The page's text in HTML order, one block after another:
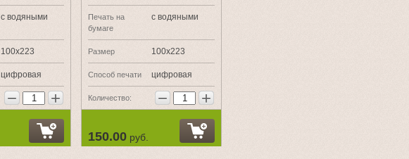
с водяными
100х223
цифровая
− +
Печать на
бумаге
с водяными
Размер 100х223
Способ печати цифровая
Количество: − +
150.00 руб.